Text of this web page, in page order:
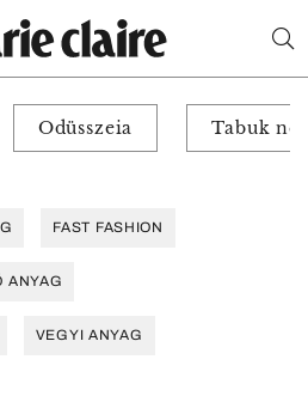
Odüsszeia Tabuk
FAST FASHION
ANYAG
VEGYI ANYAG